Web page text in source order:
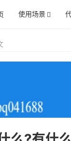
使用场景